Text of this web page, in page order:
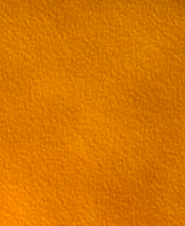
21 серия
22 серия
23 серия
24 серия
25 серия